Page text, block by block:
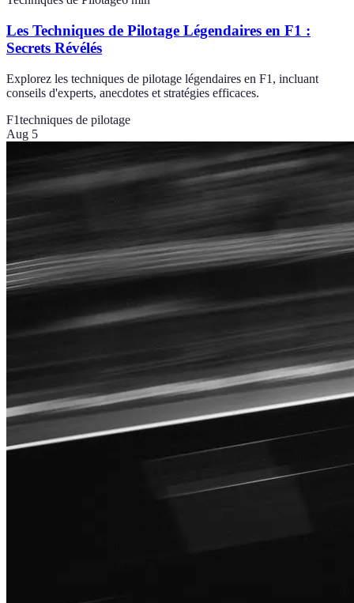
Les Techniques de Pilotage Légendaires en F1 :
Secrets Révélés
Explorez les techniques de pilotage légendaires en F1, incluant
conseils d'experts, anecdotes et stratégies efficaces.
F1techniques de pilotage
Aug 5